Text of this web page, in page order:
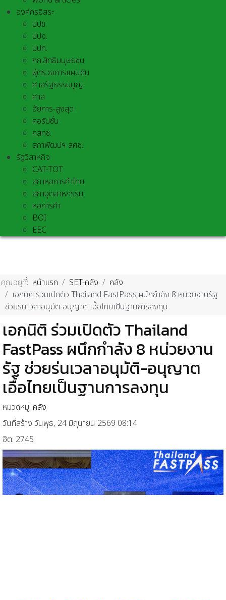
องค์กรอิสระ
ปปช.
ปปง.
ปปท.
กก.สิทธิมนุษยชน
ผู้ตรวจการแผ่นดิน
ศาลรัฐธรรมนูญ
ศาล
อัยการ-สูงสุด
คอรัปชั่น
กสทช.
สภาพัฒน์ฯ สศช.
รัฐวิสาหกิจ
CAT-TOT
สภาหอการค้าไทย
สภาอุตสาหกรรม
หอการค้า
BOI
EEC
คุณอยู่ที่: หน้าแรก SET-คลัง
คลัง
เอกนิติ ร่วมเปิดตัว Thailand FastPass ผนึกกำลัง 8 หน่วยงานรัฐ
ช่วยร่นเวลาอนุมัติ-อนุญาต เอื้อไทยเป็นฐานการลงทุน
เอกนิติ ร่วมเปิดตัว Thailand
FastPass ผนึกกำลัง 8 หน่วยงาน
รัฐ ช่วยร่นเวลาอนุมัติ-อนุญาต
เอื้อไทยเป็นฐานการลงทุน
หมวดหมู่: คลัง
วันที่สร้าง วันพุธ, 24 มิถุนายน 2569 08:14
ฮิต: 2745